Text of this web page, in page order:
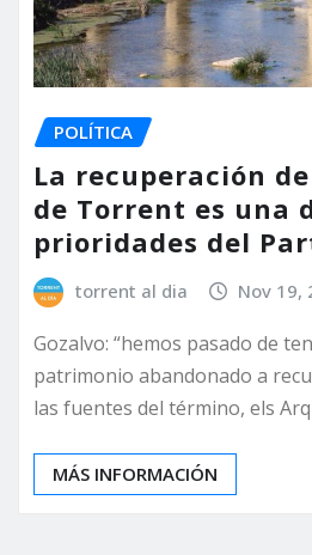
POLÍTICA
La recuperación
de Torrent es una
prioridades del
torrent al dia Nov 19,
Gozalvo: “hemos pasado de
patrimonio abandonado a
las fuentes del término, els
MÁS INFORMACIÓN